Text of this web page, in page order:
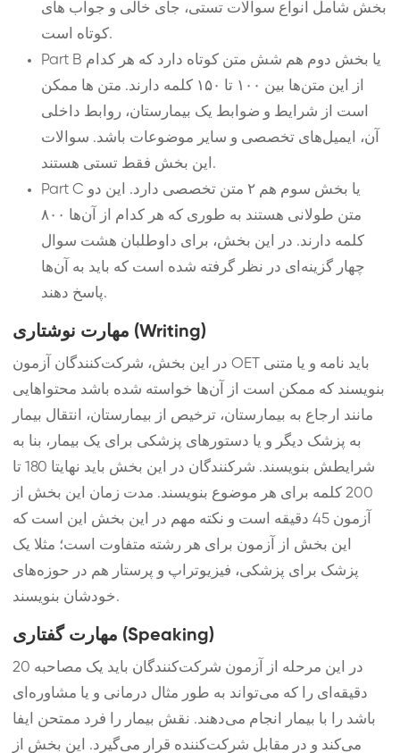
بخش شامل انواع سوالات تستی، جای خالی و جواب های
کوتاه است.
Part B یا بخش دوم هم شش متن کوتاه دارد که هر کدام
از این متن‌ها بین ۱۰۰ تا ۱۵۰ کلمه دارند. متن ها ممکن
است از شرایط و ضوابط یک بیمارستان، روابط داخلی
آن، ایمیل‌های تخصصی و سایر موضوعات باشد. سوالات
این بخش فقط تستی هستند.
Part C یا بخش سوم هم ۲ متن تخصصی دارد. این دو
متن طولانی هستند به طوری که هر کدام از آن‌ها ۸۰۰
کلمه دارند. در این بخش، برای داوطلبان هشت سوال
چهار گزینه‌ای در نظر گرفته شده است که باید به آن‌ها
پاسخ دهند.
مهارت نوشتاری (Writing)
در این بخش، شرکت‌کنندگان آزمون OET باید نامه و یا متنی
بنویسند که ممکن است از آن‌ها خواسته شده باشد محتوا‌هایی
مانند ارجاع به بیمارستان، ترخیص از بیمارستان، انتقال بیمار
به پزشک دیگر و یا دستورهای پزشکی برای یک بیمار، بنا به
شرایطش بنویسند. شرکنندگان در این بخش باید نهایتا 180 تا
200 کلمه برای هر موضوع بنویسند. مدت زمان این بخش از
آزمون 45 دقیقه است و نکته مهم در این بخش این است که
این بخش از آزمون برای هر رشته متفاوت است؛ مثلا یک
پزشک برای پزشکی، فیزیوتراپ و پرستار هم در حوزه‌های
خودشان بنویسند.
مهارت گفتاری (Speaking)
در این مرحله از آزمون شرکت‌کنندگان باید یک مصاحبه 20
دقیقه‌ای را که می‌تواند به طور مثال درمانی و یا مشاوره‌ای
باشد را با بیمار انجام ‌می‌دهند. نقش بیمار را فرد ممتحن ایفا
می‌کند و در مقابل شرکت‌کننده قرار می‌گیرد. این بخش از